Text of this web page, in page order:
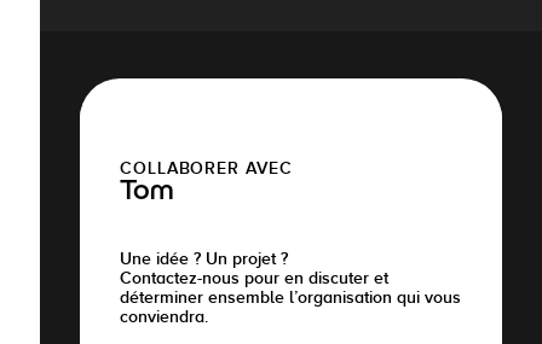
COLLABORER AVEC
Tom
Une idée ? Un projet ?
Contactez-nous pour en discuter et
déterminer ensemble l’organisation qui vous
conviendra.